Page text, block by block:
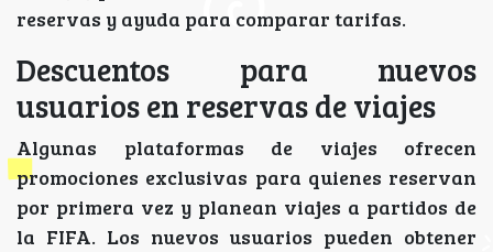
reservas y ayuda para comparar tarifas.
Descuentos para nuevos
usuarios en reservas de viajes
Algunas plataformas de viajes ofrecen
promociones exclusivas para quienes reservan
por primera vez y planean viajes a partidos de
la FIFA. Los nuevos usuarios pueden obtener